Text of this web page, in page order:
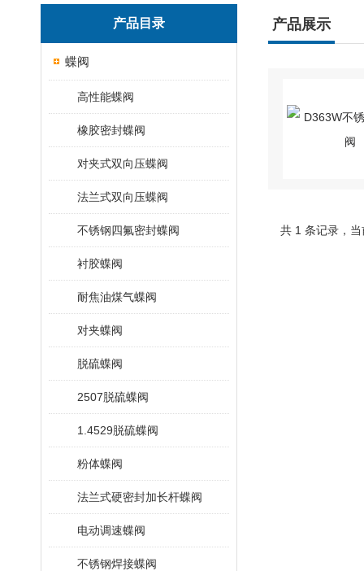
产品目录
蝶阀
高性能蝶阀
橡胶密封蝶阀
对夹式双向压蝶阀
法兰式双向压蝶阀
不锈钢四氟密封蝶阀
衬胶蝶阀
耐焦油煤气蝶阀
对夹蝶阀
脱硫蝶阀
2507脱硫蝶阀
1.4529脱硫蝶阀
粉体蝶阀
法兰式硬密封加长杆蝶阀
电动调速蝶阀
不锈钢焊接蝶阀
产品展示
共 1 条记录，